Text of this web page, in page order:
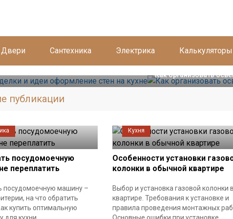
Двери Сантехника Электрика Калькуляторы
и идеи оформление стен на
Ванная
Как организовать
публикации
посудомоечную
переплатить
посудомоечную машину –
на что обратить
купить оптимальную
Кухня
Особенности установки
колонки в обычной квартире
Выбор и установка газовой колонки в
квартире. Требования к установке и
правила проведения монтажных